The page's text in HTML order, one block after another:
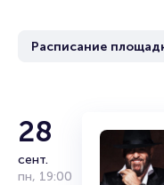
душевным и
Расписание
Юля
Дата и место рождения:
28
сент.
пн, 19:00